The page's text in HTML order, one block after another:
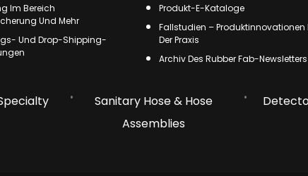
Im Bereich
Und Mehr
Und Drop-Shipping-
Produkt-E-Kataloge
Fallstudien – Produktinnovationen
Der Praxis
Archiv Des Rubber Fab-Newsletters
Sanitary Hose & Hose
Assemblies